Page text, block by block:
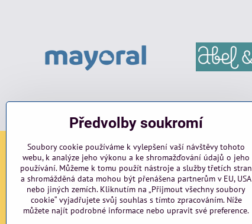
Sociální sítě
Facebook Instagram blog
Předvolby soukromí
Soubory cookie používáme k vylepšení vaší návštěvy tohoto
webu, k analýze jeho výkonu a ke shromažďování údajů o jeho
používání. Můžeme k tomu použít nástroje a služby třetích stran
a shromážděná data mohou být přenášena partnerům v EU, USA
nebo jiných zemích. Kliknutím na „Přijmout všechny soubory
cookie“ vyjadřujete svůj souhlas s tímto zpracováním. Níže
můžete najít podrobné informace nebo upravit své preference.